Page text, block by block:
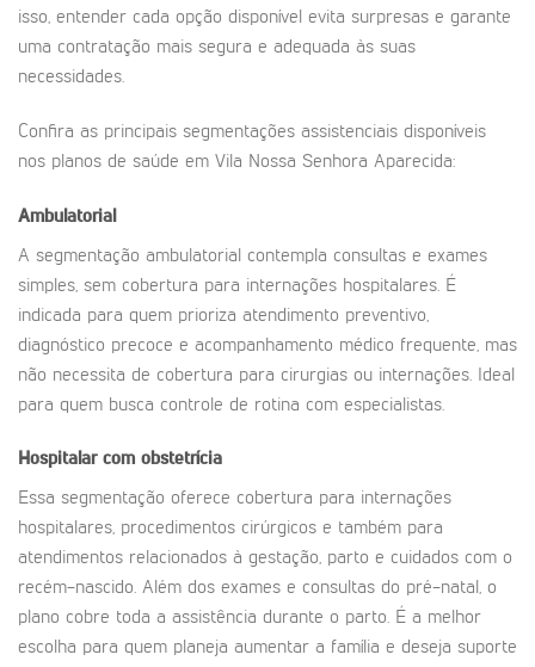
isso, entender cada opção disponível evita surpresas e garante
uma contratação mais segura e adequada às suas
necessidades.
Confira as principais segmentações assistenciais disponíveis
nos planos de saúde em Vila Nossa Senhora Aparecida:
Ambulatorial
A segmentação ambulatorial contempla consultas e exames
simples, sem cobertura para internações hospitalares. É
indicada para quem prioriza atendimento preventivo,
diagnóstico precoce e acompanhamento médico frequente, mas
não necessita de cobertura para cirurgias ou internações. Ideal
para quem busca controle de rotina com especialistas.
Hospitalar com obstetrícia
Essa segmentação oferece cobertura para internações
hospitalares, procedimentos cirúrgicos e também para
atendimentos relacionados à gestação, parto e cuidados com o
recém-nascido. Além dos exames e consultas do pré-natal, o
plano cobre toda a assistência durante o parto. É a melhor
escolha para quem planeja aumentar a família e deseja suporte